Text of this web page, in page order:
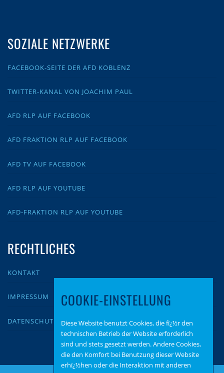
SOZIALE NETZWERKE
FACEBOOK-SEITE DER AFD KOBLENZ
TWITTER-KANAL VON JOACHIM PAUL
AFD RLP AUF FACEBOOK
AFD FRAKTION RLP AUF FACEBOOK
AFD TV AUF FACEBOOK
AFD RLP AUF YOUTUBE
AFD-FRAKTION RLP AUF YOUTUBE
RECHTLICHES
KONTAKT
IMPRESSUM
DATENSCHUTZ
COOKIE-EINSTELLUNG
Diese Website benutzt Cookies, die fï¿½r den
technischen Betrieb der Website erforderlich
sind und stets gesetzt werden. Andere Cookies,
die den Komfort bei Benutzung dieser Website
erhï¿½hen oder die Interaktion mit anderen